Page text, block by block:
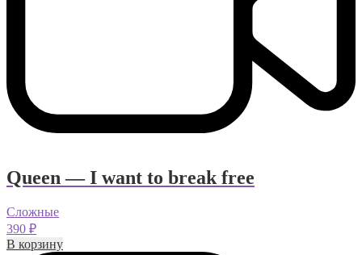
Queen — I want to break free
Сложные
390 ₽
В корзину